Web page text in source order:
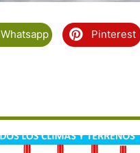
Whatsapp Pinterest